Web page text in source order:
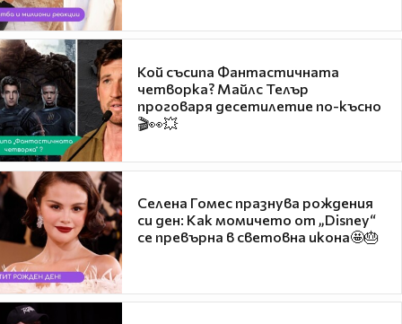
Кой съсипа Фантастичната
четворка? Майлс Телър
проговаря десетилетие по-късно
🎬👀💥
Селена Гомес празнува рождения
си ден: Как момичето от „Disney“
се превърна в световна икона🤩🎂